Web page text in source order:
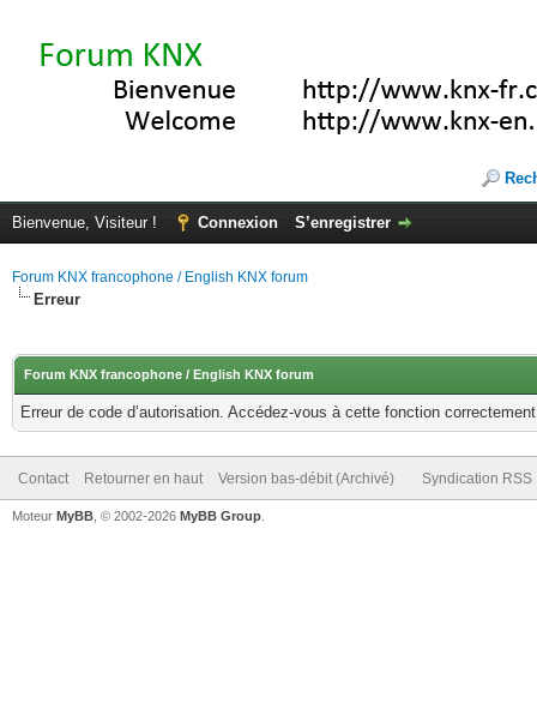
Bienvenue, Visiteur ! Connexion S’enregistrer
Forum KNX francophone / English KNX forum
Erreur
Forum KNX francophone / English KNX forum
Erreur de code d’autorisation. Accédez-vous à cette fonction
Contact Retourner en haut Version bas-débit (Archivé) Syndication RSS
Moteur MyBB , © 2002-2026 MyBB Group